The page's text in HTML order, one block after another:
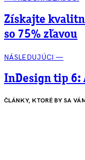
Získajte
so 75% zľavou
NÁSLEDUJÚCI —
InDesign tip 6:
ČLÁNKY, KTORÉ BY SA